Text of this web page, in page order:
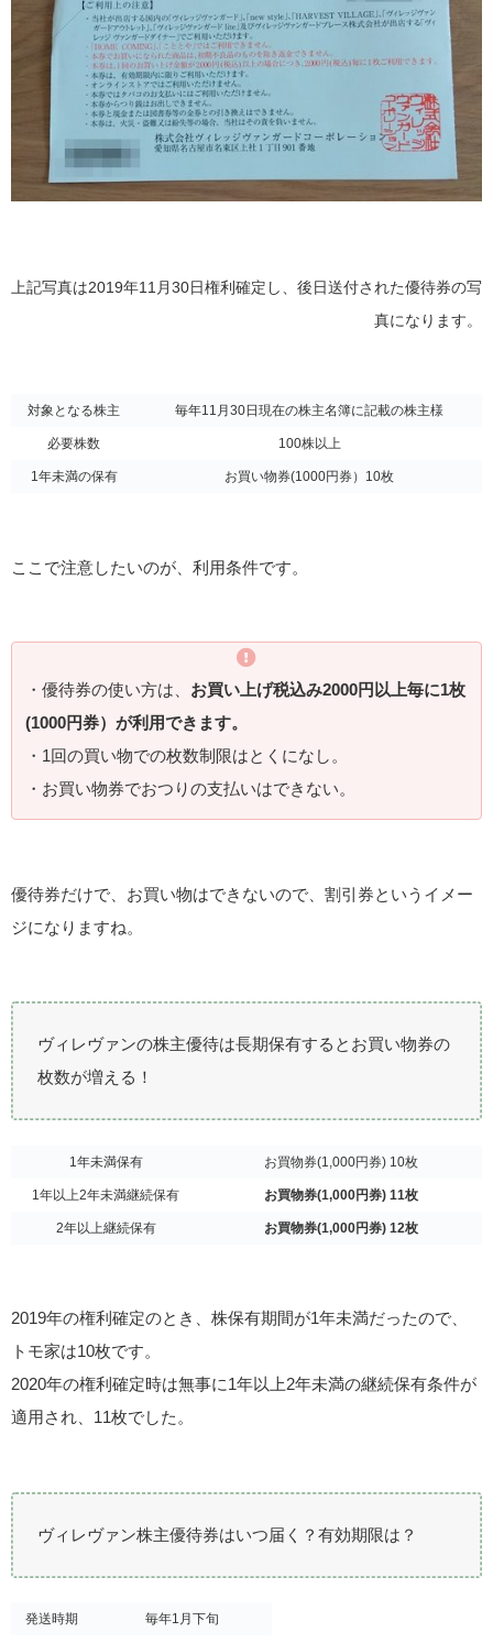
上記写真は2019年11月30日権利確定し、後日送付された優待券の写
真になります。
対象となる株主 毎年11月30日現在の株主名簿に記載の株主様
必要株数 100株以上
1年未満の保有 お買い物券(1000円券）10枚
ここで注意したいのが、利用条件です。
・優待券の使い方は、 お買い上げ税込み2000円以上毎に1枚
(1000円券）が利用できます。
・1回の買い物での枚数制限はとくになし。
・お買い物券でおつりの支払いはできない。
優待券だけで、お買い物はできないので、割引券というイメー
ジになりますね。
ヴィレヴァンの株主優待は長期保有するとお買い物券の
枚数が増える！
1年未満保有 お買物券(1,000円券) 10枚
1年以上2年未満継続保有 お買物券(1,000円券) 11枚
2年以上継続保有 お買物券(1,000円券) 12枚
2019年の権利確定のとき、株保有期間が1年未満だったので、
トモ家は10枚です。
2020年の権利確定時は無事に1年以上2年未満の継続保有条件が
適用され、11枚でした。
ヴィレヴァン株主優待券はいつ届く？有効期限は？
発送時期 毎年1月下旬